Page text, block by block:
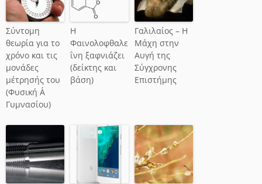
Σύντομη
θεωρία για το
χρόνο και τις
μονάδες
μέτρησής του
(Φυσική Α΄
Γυμνασίου)
Η
Φαινολοφθαλε
ΐνη ξαφνιάζει
(δείκτης και
βάση)
Γαλιλαίος – Η
Μάχη στην
Αυγή της
Σύγχρονης
Επιστήμης